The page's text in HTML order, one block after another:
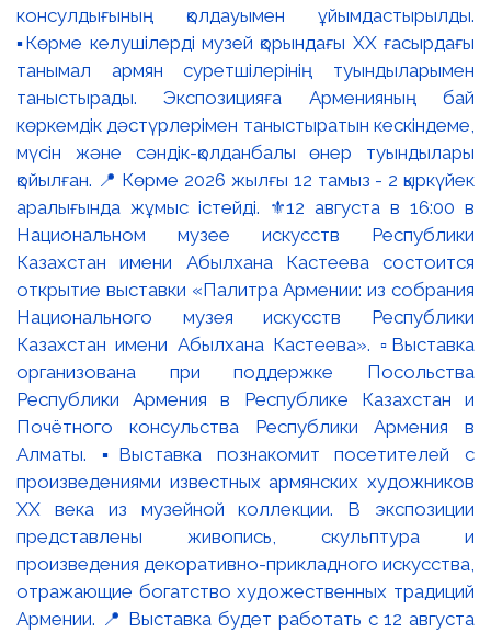
консулдығының қолдауымен ұйымдастырылды.
▪️Көрме келушілерді музей қорындағы ХХ ғасырдағы
танымал армян суретшілерінің туындыларымен
таныстырады. Экспозицияға Арменияның бай
көркемдік дәстүрлерімен таныстыратын кескіндеме,
мүсін және сәндік-қолданбалы өнер туындылары
қойылған. 📍 Көрме 2026 жылғы 12 тамыз - 2 қыркүйек
аралығында жұмыс істейді. ⚜️12 августа в 16:00 в
Национальном музее искусств Республики
Казахстан имени Абылхана Кастеева состоится
открытие выставки «Палитра Армении: из собрания
Национального музея искусств Республики
Казахстан имени Абылхана Кастеева». ▫️Выставка
организована при поддержке Посольства
Республики Армения в Республике Казахстан и
Почётного консульства Республики Армения в
Алматы. ▪️Выставка познакомит посетителей с
произведениями известных армянских художников
XX века из музейной коллекции. В экспозиции
представлены живопись, скульптура и
произведения декоративно-прикладного искусства,
отражающие богатство художественных традиций
Армении. 📍 Выставка будет работать с 12 августа